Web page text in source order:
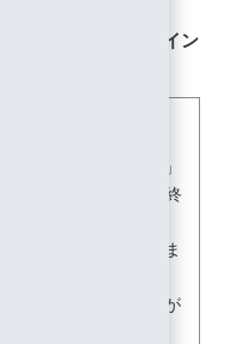
トURL (Redirectバイン
控えます。
CERTIFICATE-----」
」で終
改行などせずにそのま
ップロードする必要が